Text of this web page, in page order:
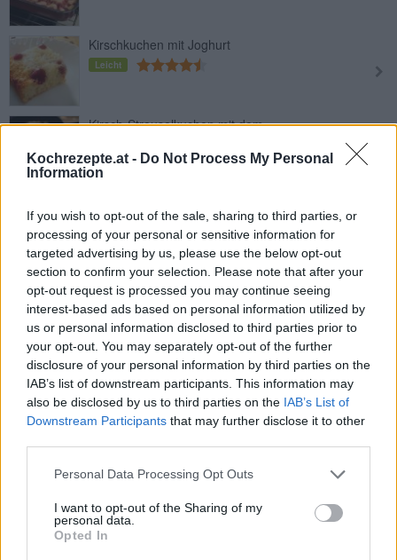
Kochrezepte.at - Do Not Process My Personal
Information
If you wish to opt-out of the sale, sharing to third parties, or
processing of your personal or sensitive information for
targeted advertising by us, please use the below opt-out
section to confirm your selection. Please note that after your
opt-out request is processed you may continue seeing
interest-based ads based on personal information utilized by
us or personal information disclosed to third parties prior to
your opt-out. You may separately opt-out of the further
disclosure of your personal information by third parties on the
IAB’s list of downstream participants. This information may
also be disclosed by us to third parties on the IAB’s List of
Downstream Participants that may further disclose it to other
Personal Data Processing Opt Outs
I want to opt-out of the Sharing of my
personal data.
Opted In
Kirschkuchen mit Joghurt
Leicht
Kirsch-Streuselkuchen mit dem
Leicht
Leicht
Kirschkuchen mit fruchtiger
Überraschung
Mittel
Schoko-Kirschkuchen
Leicht
Kirschkuchen vom Blech
Kirsch-Mohn-Kuchen
Leicht